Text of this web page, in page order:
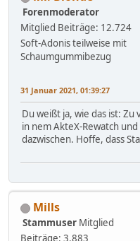
Forenmoderator
Mitglied Beiträge: 12.724
Soft-Adonis teilweise mit
Schaumgummibezug
31 Januar 2021, 01:39:27
Du weißt ja, wie das ist:
in nem AkteX-Rewatch
dazwischen. Hoffe, dass
Mills
Stammuser Mitglied
Beiträge: 3.883